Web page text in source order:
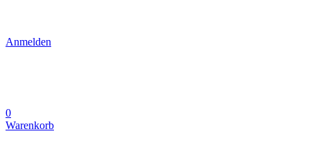
Anmelden
0
Warenkorb